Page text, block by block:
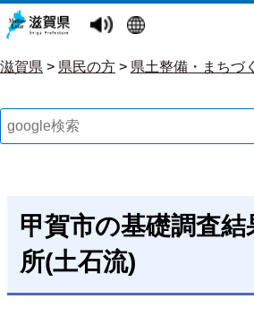
滋賀県 > 県民の方 > 県土整備・まちづ
甲賀市の基礎調査
所(土石流)